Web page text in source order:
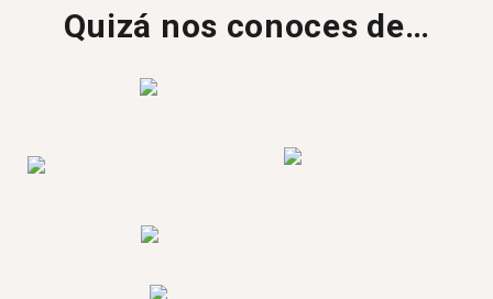
Quizá nos conoces de…